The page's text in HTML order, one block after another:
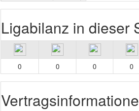
Ligabilanz in dieser
0 0 0 0